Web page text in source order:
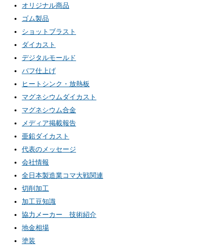
オリジナル商品
ゴム製品
ショットブラスト
ダイカスト
デジタルモールド
バフ仕上げ
ヒートシンク・放熱板
マグネシウムダイカスト
マグネシウム合金
メディア掲載報告
亜鉛ダイカスト
代表のメッセージ
会社情報
全日本製造業コマ大戦関連
切削加工
加工豆知識
協力メーカー 技術紹介
地金相場
塗装